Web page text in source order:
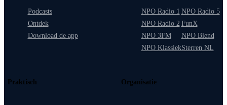
Podcasts
Ontdek
Download de app
NPO Radio 1
NPO Radio 2
NPO 3FM
NPO Klassiek
NPO Radio 5
FunX
NPO Blend
Sterren NL
Praktisch Organisatie